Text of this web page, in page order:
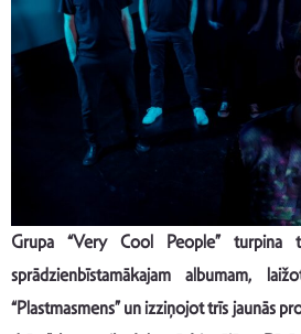
Grupa “Very Cool People” turpina
sprādzienbīstamākajam albumam,
“Plastmasmens” un izziņojot trīs jaunās